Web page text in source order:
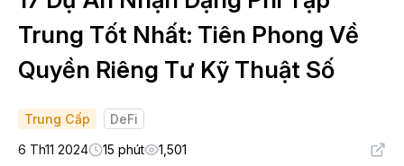
Trung Tốt Nhất: Tiên Phong Về
Quyền Riêng Tư Kỹ Thuật Số
Trung Cấp
DeFi
6 Th11 2024
15 phút 1,501